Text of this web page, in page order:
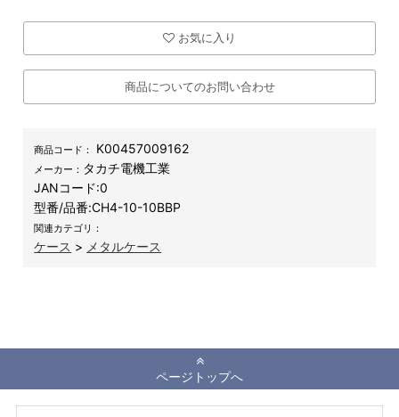
お気に入り
商品についてのお問い合わせ
商品コード： K00457009162
メーカー： タカチ電機工業
JANコード:0
型番/品番:CH4-10-10BBP
関連カテゴリ：
ケース > メタルケース
ページトップへ